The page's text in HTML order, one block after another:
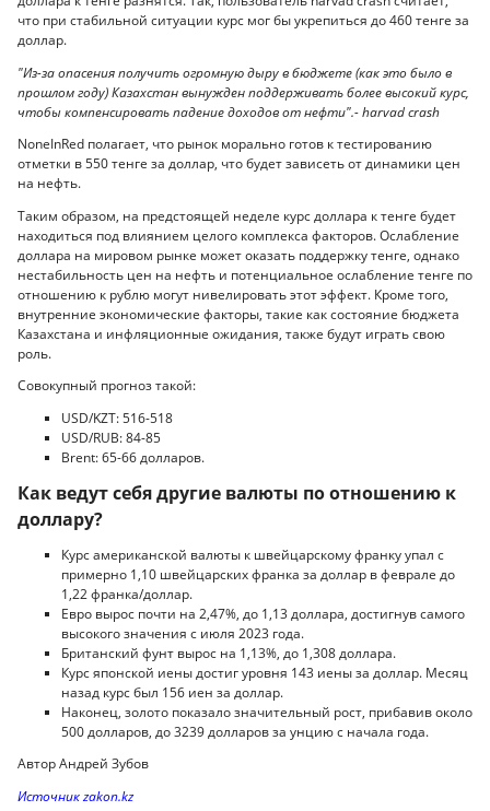
что при стабильной ситуации курс мог бы укрепиться до 460 тенге за
доллар.
"Из-за опасения получить огромную дыру в бюджете (как это было в
прошлом году) Казахстан вынужден поддерживать более высокий курс,
чтобы компенсировать падение доходов от нефти".- harvad crash
NoneInRed полагает, что рынок морально готов к тестированию
отметки в 550 тенге за доллар, что будет зависеть от динамики цен
на нефть.
Таким образом, на предстоящей неделе курс доллара к тенге будет
находиться под влиянием целого комплекса факторов. Ослабление
доллара на мировом рынке может оказать поддержку тенге, однако
нестабильность цен на нефть и потенциальное ослабление тенге по
отношению к рублю могут нивелировать этот эффект. Кроме того,
внутренние экономические факторы, такие как состояние бюджета
Казахстана и инфляционные ожидания, также будут играть свою
роль.
Совокупный прогноз такой:
USD/KZT: 516-518
USD/RUB: 84-85
Brent: 65-66 долларов.
Как ведут себя другие валюты по отношению к
доллару?
Курс американской валюты к швейцарскому франку упал с
примерно 1,10 швейцарских франка за доллар в феврале до
1,22 франка/доллар.
Евро вырос почти на 2,47%, до 1,13 доллара, достигнув самого
высокого значения с июля 2023 года.
Британский фунт вырос на 1,13%, до 1,308 доллара.
Курс японской иены достиг уровня 143 иены за доллар. Месяц
назад курс был 156 иен за доллар.
Наконец, золото показало значительный рост, прибавив около
500 долларов, до 3239 долларов за унцию с начала года.
Автор Андрей Зубов
Источник zakon.kz